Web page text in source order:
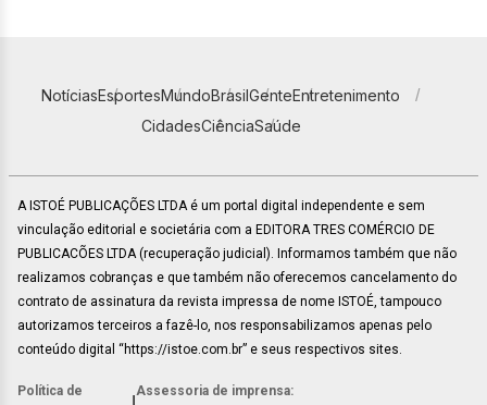
NotíciasEsportesMundoBrasilGenteEntretenimento
CidadesCiênciaSaúde
A ISTOÉ PUBLICAÇÕES LTDA é um portal digital independente e sem
vinculação editorial e societária com a EDITORA TRES COMÉRCIO DE
PUBLICACÕES LTDA (recuperação judicial). Informamos também que não
realizamos cobranças e que também não oferecemos cancelamento do
contrato de assinatura da revista impressa de nome ISTOÉ, tampouco
autorizamos terceiros a fazê-lo, nos responsabilizamos apenas pelo
conteúdo digital “https://istoe.com.br” e seus respectivos sites.
Política de Assessoria de imprensa: